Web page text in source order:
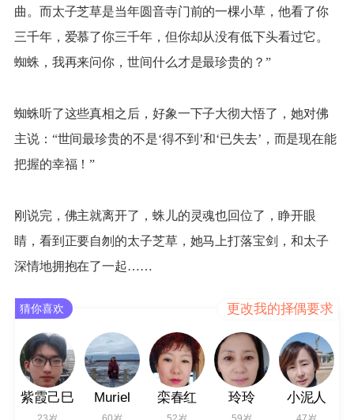
曲。而太子芝草是当年圆音寺门前的一棵小草，他看了你
三千年，爱慕了你三千年，但你却从没有低下头看过它。
蜘蛛，我再来问你，世间什么才是最珍贵的？”
蜘蛛听了这些真相之后，好象一下子大彻大悟了，她对佛
主说：“世间最珍贵的不是‘得不到’和‘已失去’，而是现在能
把握的幸福！”
刚说完，佛主就离开了，蛛儿的灵魂也回位了，睁开眼
睛，看到正要自刎的太子芝草，她马上打落宝剑，和太子
深情地拥抱在了一起……
猜你喜欢 更改我的择偶要求
紫霞己巳 Muriel 栾春红 玲玲 小泥人